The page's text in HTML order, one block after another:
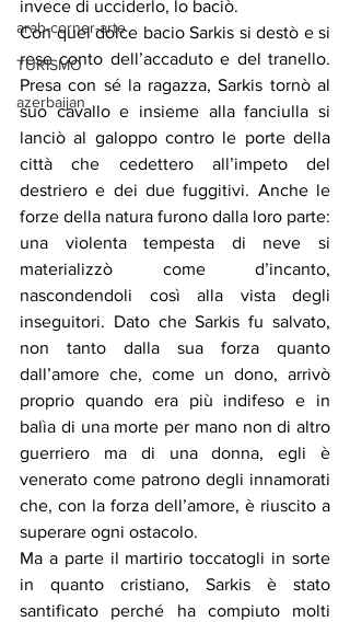
arab-corner-arte
TURISMO
azerbaijan
invece di ucciderlo, lo baciò.
Con quel dolce bacio Sarkis si destò e si
rese conto dell’accaduto e del tranello.
Presa con sé la ragazza, Sarkis tornò al
suo cavallo e insieme alla fanciulla si
lanciò al galoppo contro le porte della
città che cedettero all’impeto del
destriero e dei due fuggitivi. Anche le
forze della natura furono dalla loro parte:
una violenta tempesta di neve si
materializzò come d’incanto,
nascondendoli così alla vista degli
inseguitori. Dato che Sarkis fu salvato,
non tanto dalla sua forza quanto
dall’amore che, come un dono, arrivò
proprio quando era più indifeso e in
balìa di una morte per mano non di altro
guerriero ma di una donna, egli è
venerato come patrono degli innamorati
che, con la forza dell’amore, è riuscito a
superare ogni ostacolo.
Ma a parte il martirio toccatogli in sorte
in quanto cristiano, Sarkis è stato
santificato perché ha compiuto molti